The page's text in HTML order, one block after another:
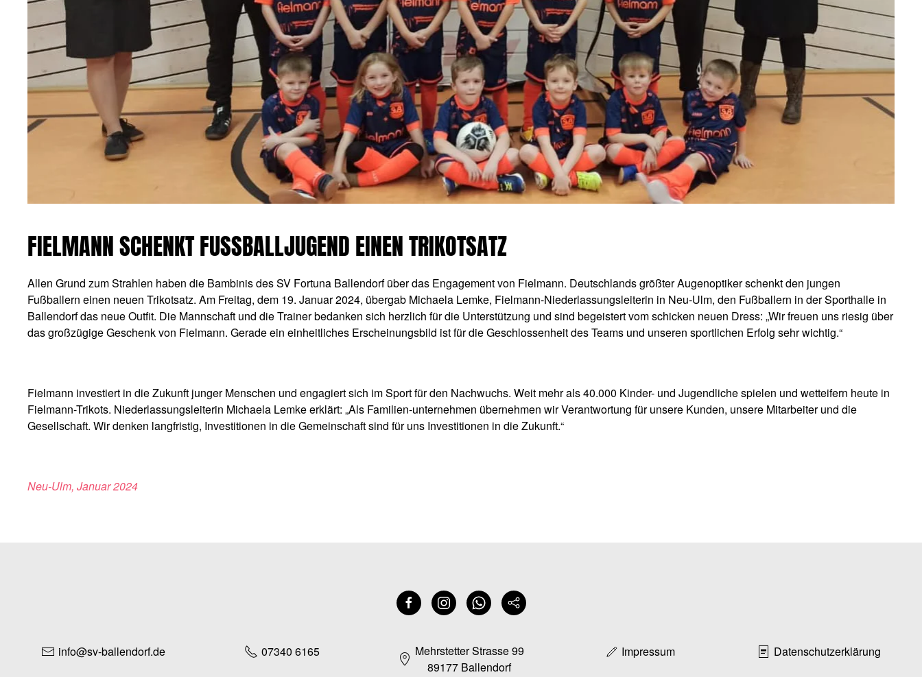
FIELMANN SCHENKT FUSSBALLJUGEND EINEN TRIKOTSATZ
Allen Grund zum Strahlen haben die Bambinis des SV Fortuna Ballendorf über das Engagement von Fielmann. Deutschlands größter Augenoptiker schenkt den jungen
Fußballern einen neuen Trikotsatz. Am Freitag, dem 19. Januar 2024, übergab Michaela Lemke, Fielmann-Niederlassungsleiterin in Neu-Ulm, den Fußballern in der Sporthalle in
Ballendorf das neue Outfit. Die Mannschaft und die Trainer bedanken sich herzlich für die Unterstützung und sind begeistert vom schicken neuen Dress: „Wir freuen uns riesig über
das großzügige Geschenk von Fielmann. Gerade ein einheitliches Erscheinungsbild ist für die Geschlossenheit des Teams und unseren sportlichen Erfolg sehr wichtig.“
Fielmann investiert in die Zukunft junger Menschen und engagiert sich im Sport für den Nachwuchs. Weit mehr als 40.000 Kinder- und Jugendliche spielen und wetteifern heute in
Fielmann-Trikots. Niederlassungsleiterin Michaela Lemke erklärt: „Als Familien-unternehmen übernehmen wir Verantwortung für unsere Kunden, unsere Mitarbeiter und die
Gesellschaft. Wir denken langfristig, Investitionen in die Gemeinschaft sind für uns Investitionen in die Zukunft.“
Neu-Ulm, Januar 2024
info@sv-ballendorf.de 07340 6165
Mehrstetter Strasse 99
89177 Ballendorf
Impressum Datenschutzerklärung